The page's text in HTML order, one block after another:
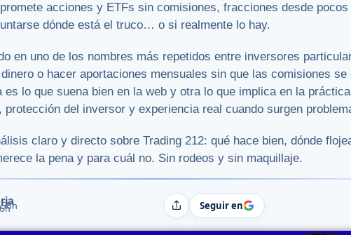
acciones y ETFs sin comisiones, fracciones desde
dónde está el truco… o si realmente lo hay.
en uno de los nombres más repetidos entre inversores
o hacer aportaciones mensuales sin que las comisiones se
es lo que suena bien en la web y otra lo que implica en la
del inversor y experiencia real cuando surgen
claro y directo sobre Trading 212: qué hace bien, dónde
la pena y para cuál no. Sin rodeos y sin maquillaje.
CompartirSeguir en